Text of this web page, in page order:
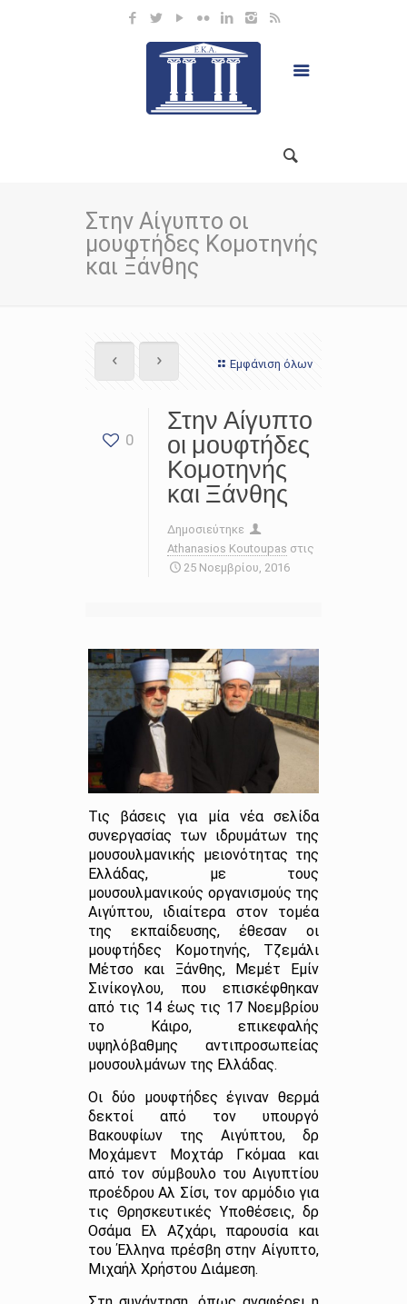
Στην Αίγυπτο οι
μουφτήδες Κομοτηνής
και Ξάνθης
Εμφάνιση όλων
0
Στην Αίγυπτο
οι μουφτήδες
Κομοτηνής
και Ξάνθης
Δημοσιεύτηκε
Athanasios Koutoupas στις
25 Νοεμβρίου, 2016
Τις βάσεις για μία νέα σελίδα
συνεργασίας των ιδρυμάτων της
μουσουλμανικής μειονότητας της
Ελλάδας, με τους
μουσουλμανικούς οργανισμούς της
Αιγύπτου, ιδιαίτερα στον τομέα
της εκπαίδευσης, έθεσαν οι
μουφτήδες Κομοτηνής, Τζεμάλι
Μέτσο και Ξάνθης, Μεμέτ Εμίν
Σινίκογλου, που επισκέφθηκαν
από τις 14 έως τις 17 Νοεμβρίου
το Κάιρο, επικεφαλής
υψηλόβαθμης αντιπροσωπείας
μουσουλμάνων της Ελλάδας.
Οι δύο μουφτήδες έγιναν θερμά
δεκτοί από τον υπουργό
Βακουφίων της Αιγύπτου, δρ
Μοχάμεντ Μοχτάρ Γκόμαα και
από τον σύμβουλο του Αιγυπτίου
προέδρου Αλ Σίσι, τον αρμόδιο για
τις Θρησκευτικές Υποθέσεις, δρ
Οσάμα Ελ Αζχάρι, παρουσία και
του Έλληνα πρέσβη στην Αίγυπτο,
Μιχαήλ Χρήστου Διάμεση.